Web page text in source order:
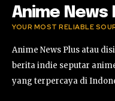
Anime News
YOUR MOST RELIABLE
Anime News Plus atau
berita indie seputar
yang terpercaya di